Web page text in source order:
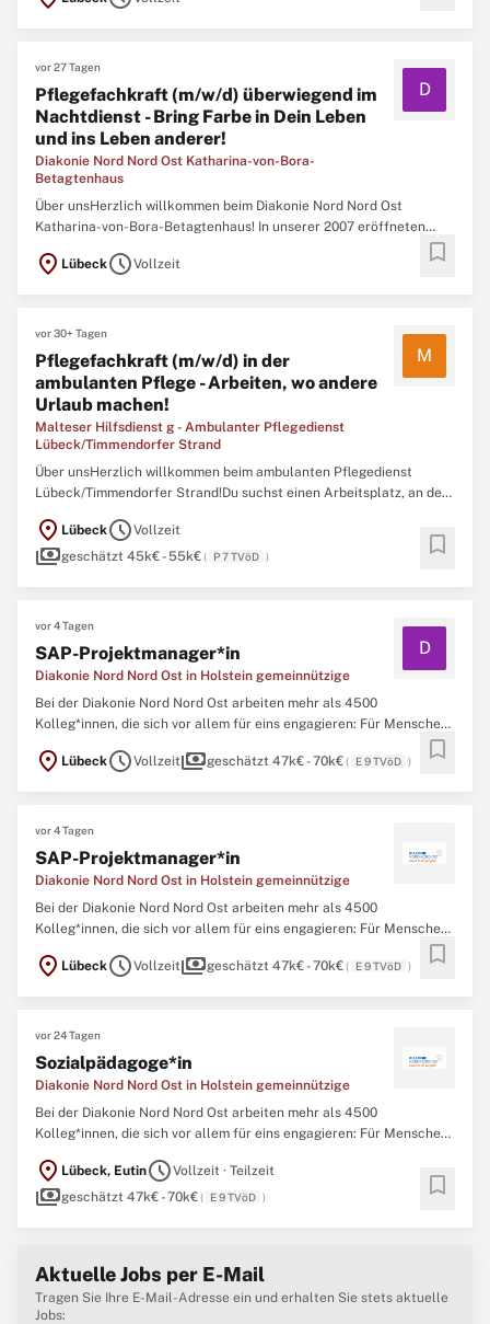
vor 27 Tagen
Pflegefachkraft (m/w/d) überwiegend im
Nachtdienst - Bring Farbe in Dein Leben
und ins Leben anderer!
Diakonie Nord Nord Ost Katharina-von-Bora-
Betagtenhaus
D
Über unsHerzlich willkommen beim Diakonie Nord Nord Ost
Katharina-von-Bora-Betagtenhaus! In unserer 2007 eröffneten
Einrichtung haben wir uns auf die Pflege und Betreuung demenziell
erkrankter Menschen spezialisiert. Wir liegen im Lübecker
location_on LübeckscheduleVollzeit bookmark
vor 30+ Tagen
Pflegefachkraft (m/w/d) in der
ambulanten Pflege - Arbeiten, wo andere
Urlaub machen!
Malteser Hilfsdienst g - Ambulanter Pflegedienst
Lübeck/Timmendorfer Strand
M
Über unsHerzlich willkommen beim ambulanten Pflegedienst
Lübeck/Timmendorfer Strand!Du suchst einen Arbeitsplatz, an dem
geschätzt wirst? Bei uns bist Du genau richtig! Seit über 10 Jahren
steht unser ambulanter Pflegedienst
location_on LübeckscheduleVollzeit
paymentsgeschätzt 45k€ - 55k€( P 7 TVöD ) bookmark
vor 4 Tagen
SAP-Projektmanager*in
Diakonie Nord Nord Ost in Holstein gemeinnützige
D
Bei der Diakonie Nord Nord Ost arbeiten mehr als 4500
Kolleg*innen, die sich vor allem für eins engagieren: Für Menschen.
Seniorenpflege, Hilfen für Menschen mit Behinderungen und
location_on LübeckscheduleVollzeitpaymentsgeschätzt 47k€ - 70k€( E 9 TVöD ) bookmark
vor 4 Tagen
SAP-Projektmanager*in
Diakonie Nord Nord Ost in Holstein gemeinnützige
Bei der Diakonie Nord Nord Ost arbeiten mehr als 4500
Kolleg*innen, die sich vor allem für eins engagieren: Für Menschen.
Seniorenpflege, Hilfen für Menschen mit Behinderungen und
location_on LübeckscheduleVollzeitpaymentsgeschätzt 47k€ - 70k€( E 9 TVöD ) bookmark
vor 24 Tagen
Sozialpädagoge*in
Diakonie Nord Nord Ost in Holstein gemeinnützige
Bei der Diakonie Nord Nord Ost arbeiten mehr als 4500
Kolleg*innen, die sich vor allem für eins engagieren: Für Menschen.
Seniorenpflege, Hilfen für Menschen mit Behinderungen und
Menschen in sozialen Notlagen oder für Kinder
location_on Lübeck, EutinscheduleVollzeit · Teilzeit
paymentsgeschätzt 47k€ - 70k€( E 9 TVöD ) bookmark
Aktuelle Jobs per E-Mail
Tragen Sie Ihre E-Mail-Adresse ein und erhalten Sie stets aktuelle
Jobs: